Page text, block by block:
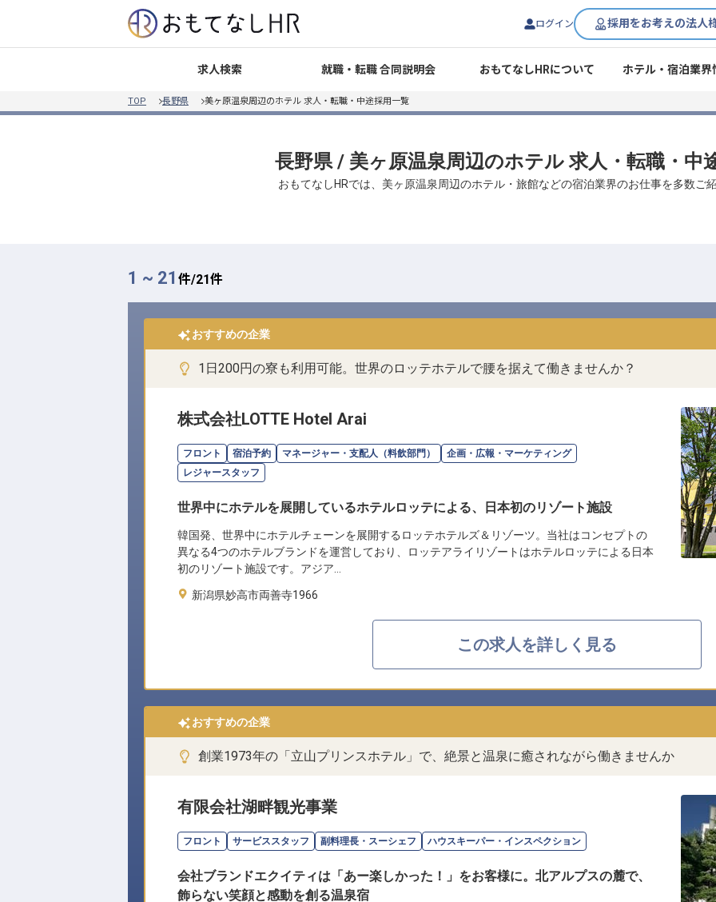
ログイン 採用をお考えの法人
求人検索 就職・転職 合同説明会 おもてなしHRについて ホテル・宿泊業界
TOP 長野県 美ヶ原温泉周辺のホテル 求人・転職・中途採用一覧
長野県 / 美ヶ原温泉周辺のホテル 求人・転職・中
おもてなしHRでは、美ヶ原温泉周辺のホテル・旅館などの宿泊業界のお仕事を多数ご
1 ~ 21 件/21件
おすすめの企業
1日200円の寮も利用可能。世界のロッテホテルで腰を据えて働きませんか？
株式会社LOTTE Hotel Arai
フロント 宿泊予約 マネージャー・支配人（料飲部門）
企画・広報・マーケティング
レジャースタッフ
世界中にホテルを展開しているホテルロッテによる、日本初のリゾート施設
韓国発、世界中にホテルチェーンを展開するロッテホテルズ＆リゾーツ。当社はコンセプトの
異なる4つのホテルブランドを運営しており、ロッテアライリゾートはホテルロッテによる日本
初のリゾート施設です。アジア…
新潟県妙高市両善寺1966
この求人を詳しく見る
おすすめの企業
創業1973年の「立山プリンスホテル」で、絶景と温泉に癒されながら働きませんか
有限会社湖畔観光事業
フロント サービススタッフ 副料理長・スーシェフ ハウスキーパー・インスペクション
会社ブランドエクイティは「あー楽しかった！」をお客様に。北アルプスの麓で、
飾らない笑顔と感動を創る温泉宿